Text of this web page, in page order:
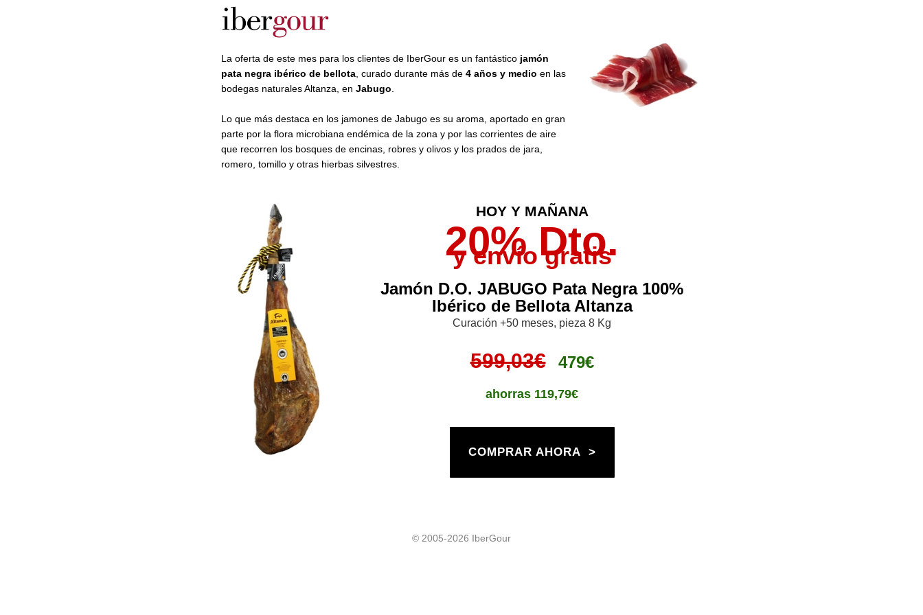
La oferta de este mes para los clientes de IberGour es un fantástico jamón
pata negra ibérico de bellota , curado durante más de 4 años y medio en las
bodegas naturales Altanza, en Jabugo
Lo que más destaca en los jamones de Jabugo es su aroma, aportado en gran
parte por la flora microbiana endémica de la zona y por las corrientes de aire
que recorren los bosques de encinas, robres y olivos y los prados de jara,
romero, tomillo y otras hierbas silvestres.
HOY Y MAÑANA
20% Dto.
y envío gratis
Jamón D.O. JABUGO Pata Negra 100%
Ibérico de Bellota Altanza
Curación +50 meses, pieza 8 Kg
599,03€ 479€
ahorras 119,79€
COMPRAR AHORA >
© 2005-2026 IberGour